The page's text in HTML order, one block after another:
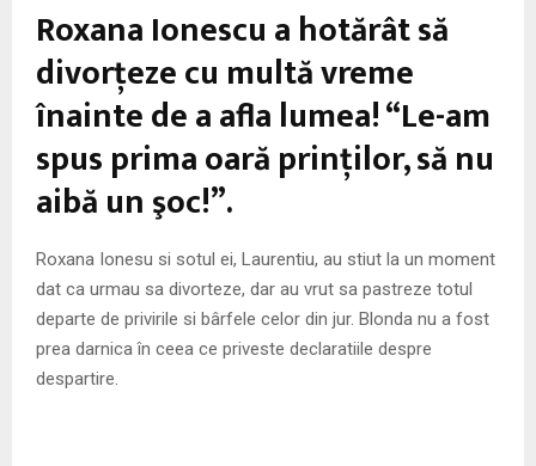
Roxana Ionescu a hotărât să
divorţeze cu multă vreme
înainte de a afla lumea! “Le-am
spus prima oară prinţilor, să nu
aibă un şoc!”.
Roxana Ionesu si sotul ei, Laurentiu, au stiut la un moment
dat ca urmau sa divorteze, dar au vrut sa pastreze totul
departe de privirile si bârfele celor din jur. Blonda nu a fost
prea darnica în ceea ce priveste declaratiile despre
despartire.